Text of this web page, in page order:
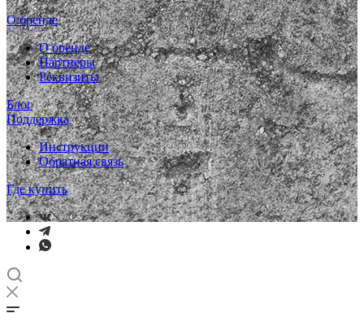
О бренде
О бренде
Партнеры
Реквизиты
Блог
Поддержка
Инструкции
Обратная связь
Где купить